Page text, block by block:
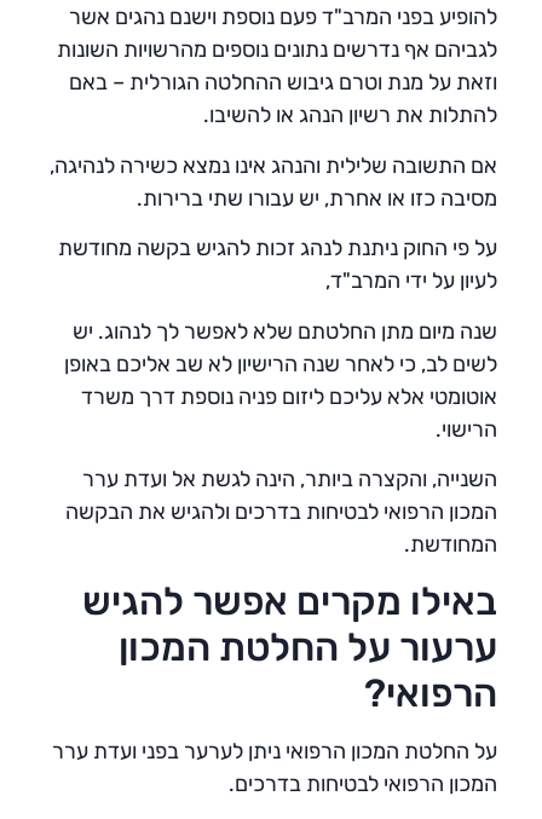
להופיע בפני המרב"ד פעם נוספת וישנם נהגים אשר
לגביהם אף נדרשים נתונים נוספים מהרשויות השונות
וזאת על מנת וטרם גיבוש ההחלטה הגורלית – באם
להתלות את רשיון הנהג או להשיבו.
אם התשובה שלילית והנהג אינו נמצא כשירה לנהיגה,
מסיבה כזו או אחרת, יש עבורו שתי ברירות.
על פי החוק ניתנת לנהג זכות להגיש בקשה מחודשת
לעיון על ידי המרב"ד,
שנה מיום מתן החלטתם שלא לאפשר לך לנהוג. יש
לשים לב, כי לאחר שנה הרישיון לא שב אליכם באופן
אוטומטי אלא עליכם ליזום פניה נוספת דרך משרד
הרישוי.
השנייה, והקצרה ביותר, הינה לגשת אל ועדת ערר
המכון הרפואי לבטיחות בדרכים ולהגיש את הבקשה
המחודשת.
באילו מקרים אפשר להגיש
ערעור על החלטת המכון
הרפואי?
על החלטת המכון הרפואי ניתן לערער בפני ועדת ערר
המכון הרפואי לבטיחות בדרכים.